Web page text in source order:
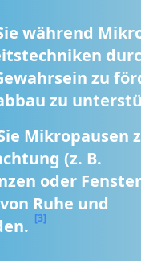
während
zu
zu
Mikropausen
(z. B.
oder
Ruhe und
[3]